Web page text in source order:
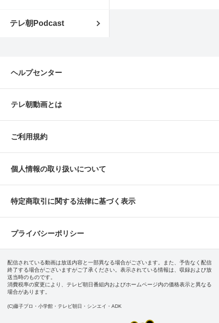
テレ朝Podcast
ヘルプセンター
テレ朝動画とは
ご利用規約
個人情報の取り扱いについて
特定商取引に関する法律に基づく表示
プライバシーポリシー
配信されている動画は放送内容と一部異なる場合がございます。また、予告なく配信
終了する場合がございますがご了承ください。表示されている情報は、収録および放
送当時のものです。
消費税率の変更により、テレビ朝日番組内およびホームページ内の価格表示と異なる
場合があります。
(C)藤子プロ・小学館・テレビ朝日・シンエイ・ADK